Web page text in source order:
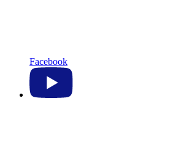
Facebook